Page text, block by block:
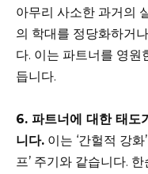
아무리 사소한 과거의
의 학대를 정당화하거
다. 이는 파트너를 영
듭니다.
6. 파트너에 대한 태도
니다. 이는 ‘간헐적 강
프’ 주기와 같습니다.